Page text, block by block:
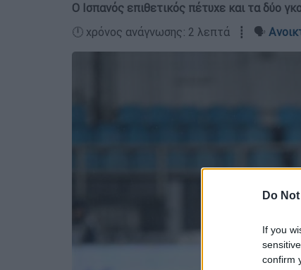
Do
If you
confirm
Ο Ισπανός επιθετικός πέτυχε και τα δύο
🕛 χρόνος ανάγνωσης: 2 λεπτά ┋ 🗣️